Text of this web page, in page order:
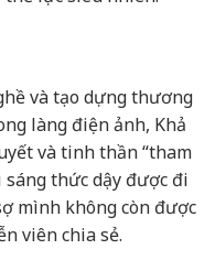
và tạo dựng thương
làng điện ảnh, Khả
và tinh thần “tham
sáng thức dậy được đi
mình không còn được
viên chia sẻ.